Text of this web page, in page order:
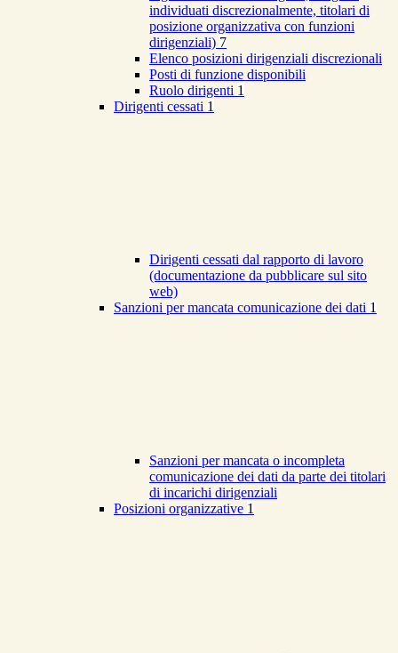
individuati discrezionalmente, titolari di
posizione organizzativa con funzioni
dirigenziali) 7
Elenco posizioni dirigenziali discrezionali
Posti di funzione disponibili
Ruolo dirigenti 1
Dirigenti cessati 1
Dirigenti cessati dal rapporto di lavoro
(documentazione da pubblicare sul sito
web)
Sanzioni per mancata comunicazione dei dati 1
Sanzioni per mancata o incompleta
comunicazione dei dati da parte dei titolari
di incarichi dirigenziali
Posizioni organizzative 1